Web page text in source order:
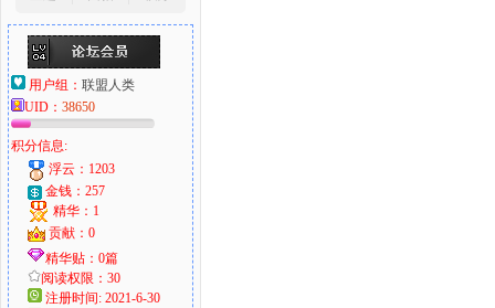
用户组： 联盟人类
UID： 38650
积分信息:
浮云：1203
金钱：257
精华：1
贡献：0
精华贴：0篇
阅读权限：30
注册时间: 2021-6-30